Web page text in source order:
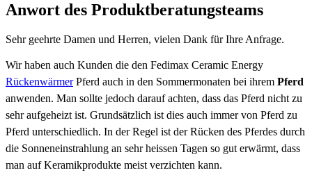
Anwort des Produktberatungsteams
Sehr geehrte Damen und Herren, vielen Dank für Ihre Anfrage.
Wir haben auch Kunden die den Fedimax Ceramic Energy
RückenwärmerPferd auch in den Sommermonaten bei ihrem Pferd
anwenden. Man sollte jedoch darauf achten, dass das Pferd nicht zu
sehr aufgeheizt ist. Grundsätzlich ist dies auch immer von Pferd zu
Pferd unterschiedlich. In der Regel ist der Rücken des Pferdes durch
die Sonneneinstrahlung an sehr heissen Tagen so gut erwärmt, dass
man auf Keramikprodukte meist verzichten kann.